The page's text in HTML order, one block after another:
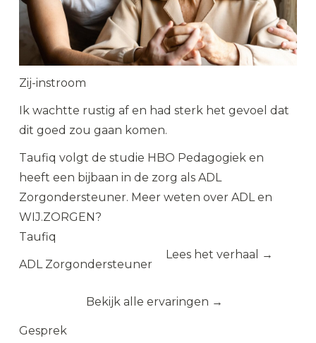
Zij-instroom
Ik wachtte rustig af en had sterk het gevoel dat
dit goed zou gaan komen.
Taufiq volgt de studie HBO Pedagogiek en
heeft een bijbaan in de zorg als ADL
Zorgondersteuner. Meer weten over ADL en
WIJ.ZORGEN?
Taufiq
ADL Zorgondersteuner
Lees het verhaal →
Bekijk alle ervaringen
Gesprek